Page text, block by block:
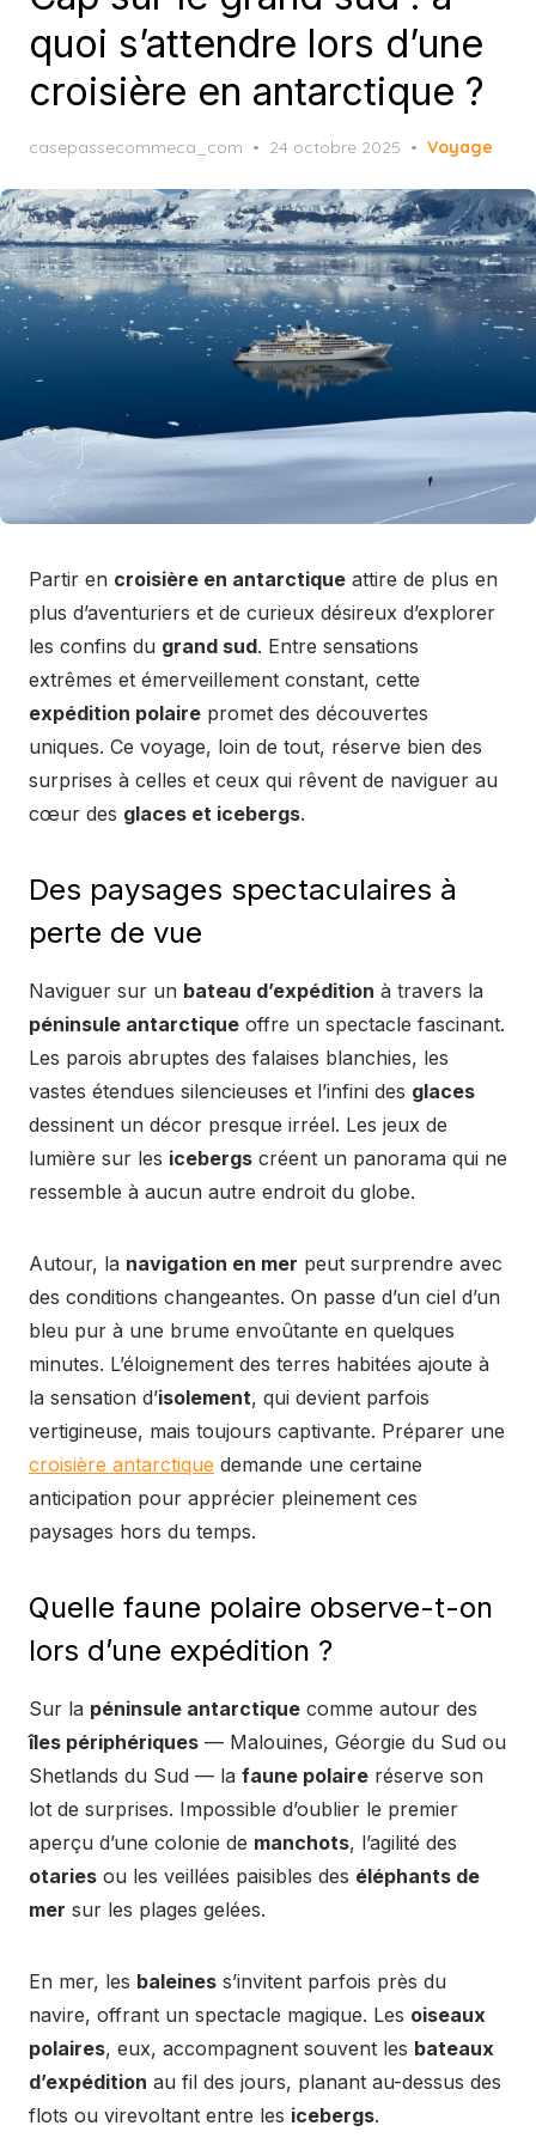
quoi s’attendre lors d’une
croisière en antarctique ?
casepassecommeca_com
Posted
24 octobre 2025 Voyage
Partir en croisière en antarctique attire de plus en
plus d’aventuriers et de curieux désireux d’explorer
les confins du grand sud. Entre sensations
extrêmes et émerveillement constant, cette
expédition polaire promet des découvertes
uniques. Ce voyage, loin de tout, réserve bien des
surprises à celles et ceux qui rêvent de naviguer au
cœur des glaces et icebergs.
Des paysages spectaculaires à
perte de vue
Naviguer sur un bateau d’expédition à travers la
péninsule antarctique offre un spectacle fascinant.
Les parois abruptes des falaises blanchies, les
vastes étendues silencieuses et l’infini des glaces
dessinent un décor presque irréel. Les jeux de
lumière sur les icebergs créent un panorama qui ne
ressemble à aucun autre endroit du globe.
Autour, la navigation en mer peut surprendre avec
des conditions changeantes. On passe d’un ciel d’un
bleu pur à une brume envoûtante en quelques
minutes. L’éloignement des terres habitées ajoute à
la sensation d’isolement, qui devient parfois
vertigineuse, mais toujours captivante. Préparer une
croisière antarctique demande une certaine
anticipation pour apprécier pleinement ces
paysages hors du temps.
Quelle faune polaire observe-t-on
lors d’une expédition ?
Sur la péninsule antarctique comme autour des
îles périphériques — Malouines, Géorgie du Sud ou
Shetlands du Sud — la faune polaire réserve son
lot de surprises. Impossible d’oublier le premier
aperçu d’une colonie de manchots, l’agilité des
otaries ou les veillées paisibles des éléphants de
mer sur les plages gelées.
En mer, les baleines s’invitent parfois près du
navire, offrant un spectacle magique. Les oiseaux
polaires, eux, accompagnent souvent les bateaux
d’expédition au fil des jours, planant au-dessus des
flots ou virevoltant entre les icebergs.